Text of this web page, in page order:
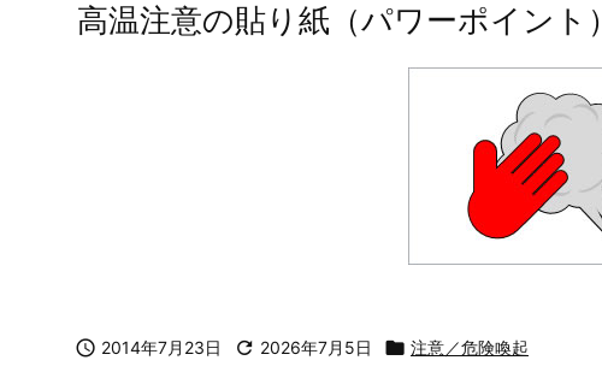
高温注意の貼り紙（パワーポイント）
 2014年7月23日  2026年7月5日  注意／危険喚起